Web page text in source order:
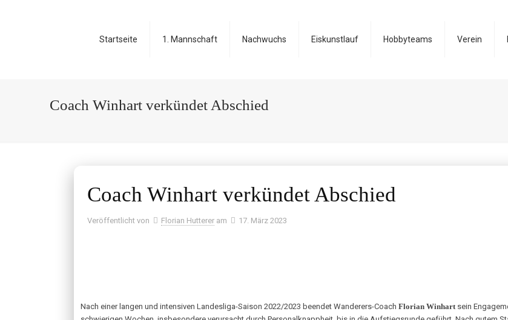
Startseite 1. Mannschaft Nachwuchs Eiskunstlauf Hobbyteams Verein
Coach Winhart verkündet Abschied
Coach Winhart verkündet Abschied
Veröffentlicht von Florian Hutterer am 17. März 2023
Nach einer langen und intensiven Landesliga-Saison 2022/2023 beendet Wanderers-Coach Florian Winhartsein